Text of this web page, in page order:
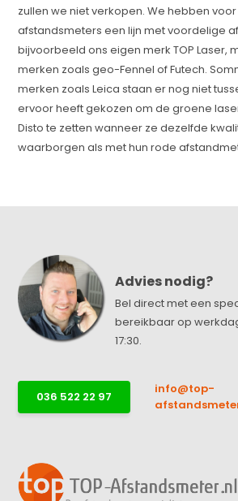
zullen we niet verkopen. We hebben
afstandsmeters een lijn met voordelige
bijvoorbeeld ons eigen merk TOP Laser,
merken zoals geo-Fennel of Futech.
merken zoals Leica staan er nog niet
ervoor heeft gekozen om de groene
Disto te zetten wanneer ze dezelfde
waarborgen als met hun rode
Advies nodig?
Bel direct met een
bereikbaar op
17:30.
036 522 22 97
info@top-